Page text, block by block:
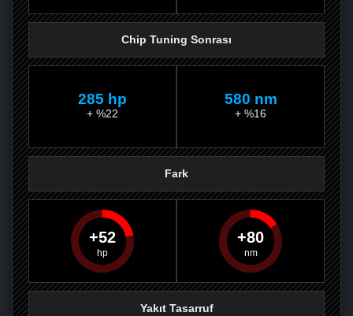
PAYLAŞPAYLAŞPLUS'TA
Chip Tuning Sonrası
285 hp
+ %22
580 nm
+ %16
Fark
52 80
Yakıt Tasarruf